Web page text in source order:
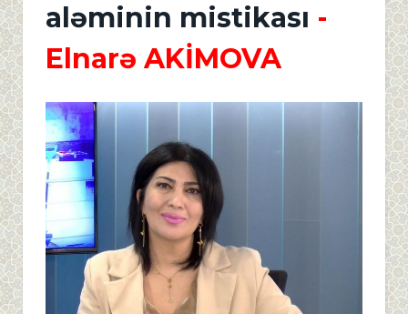
aləminin mistikası -
Elnarə AKİMOVA